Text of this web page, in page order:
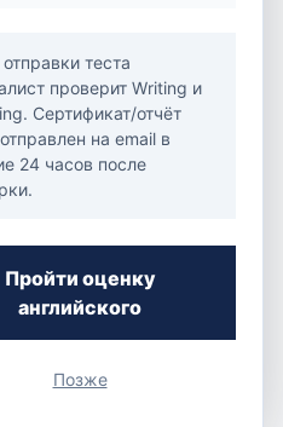
теста
проверит Writing и
Сертификат/отчёт
на email в
24 часов после
Пройти оценку
английского
Позже
to Clinics